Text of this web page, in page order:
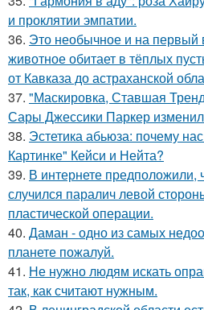
и проклятии эмпатии.
36. Это необычное и на первый
животное обитает в тёплых
от Кавказа до астраханской
37. "Маскировка, Ставшая
Сары Джессики Паркер
38. Эстетика абьюза: почему
Картинке" Кейси и Нейта?
39. В интернете
случился паралич левой
пластической операции.
40. Даман - одно из самых
планете пожалуй.
41. Не нужно людям искать
так, как считают нужным.